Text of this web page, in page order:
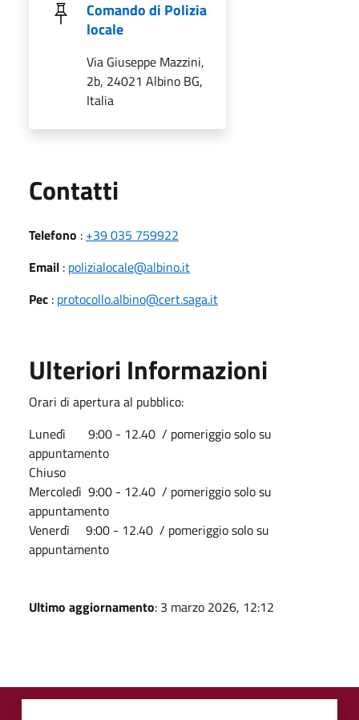
Comando di Polizia
locale
Via Giuseppe Mazzini,
2b, 24021 Albino BG,
Italia
Contatti
Telefono : +39 035 759922
Email : polizialocale@albino.it
Pec : protocollo.albino@cert.saga.it
Ulteriori Informazioni
Orari di apertura al pubblico:
Lunedì 9:00 - 12.40 / pomeriggio solo su
appuntamento
Chiuso
Mercoledì 9:00 - 12.40 / pomeriggio solo su
appuntamento
Venerdì 9:00 - 12.40 / pomeriggio solo su
appuntamento
Ultimo aggiornamento: 3 marzo 2026, 12:12